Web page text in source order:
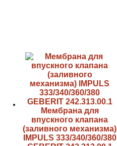
Мембрана для
впускного клапана
(заливного механизма)
IMPULS 333/340/360/380